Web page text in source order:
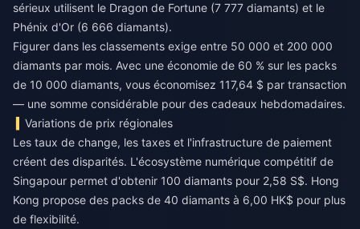
sérieux utilisent le Dragon de Fortune (7 777 diamants) et le
Phénix d'Or (6 666 diamants).
Figurer dans les classements exige entre 50 000 et 200 000
diamants par mois. Avec une économie de 60 % sur les packs
de 10 000 diamants, vous économisez 117,64 $ par transaction
— une somme considérable pour des cadeaux hebdomadaires.
Variations de prix régionales
Les taux de change, les taxes et l'infrastructure de paiement
créent des disparités. L'écosystème numérique compétitif de
Singapour permet d'obtenir 100 diamants pour 2,58 S$. Hong
Kong propose des packs de 40 diamants à 6,00 HK$ pour plus
de flexibilité.